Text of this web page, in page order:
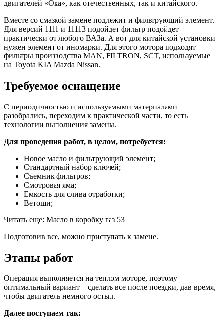
двигателей «Ока», как отечественных, так и китайского.
Вместе со смазкой замене подлежит и фильтрующий элемент.
Для версий 1111 и 11113 подойдет фильтр подойдет
практически от любого ВАЗа. А вот для китайской установки
нужен элемент от иномарки. Для этого мотора подходят
фильтры производства MAN, FILTRON, SCT, используемые
на Toyota KIA Mazda Nissan.
Требуемое оснащение
С периодичностью и используемыми материалами
разобрались, переходим к практической части, то есть
технологии выполнения замены.
Для проведения работ, в целом, потребуется:
Новое масло и фильтрующий элемент;
Стандартный набор ключей;
Съемник фильтров;
Смотровая яма;
Емкость для слива отработки;
Ветоши;
Читать еще: Масло в коробку газ 53
Подготовив все, можно приступать к замене.
Этапы работ
Операция выполняется на теплом моторе, поэтому
оптимальный вариант – сделать все после поездки, дав время,
чтобы двигатель немного остыл.
Далее поступаем так: